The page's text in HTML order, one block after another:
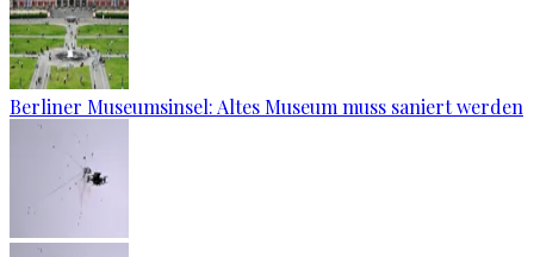
Berliner Museumsinsel: Altes Museum muss saniert werden